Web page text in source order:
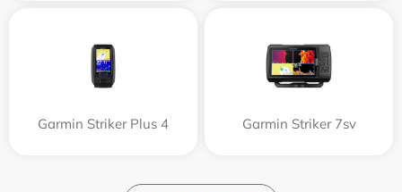
Garmin Striker Plus 4 Garmin Striker 7sv